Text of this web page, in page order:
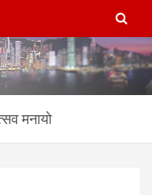
अनलाईन
com
मनायो